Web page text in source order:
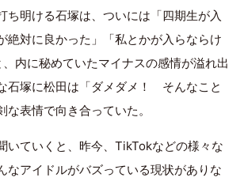
ち明ける石塚は、ついには「四期生が入
絶対に良かった」「私とかが入らならけ
内に秘めていたマイナスの感情が溢れ出
石塚に松田は「ダメダメ！ そんなこと
表情で向き合っていた。
いていくと、昨今、TikTokなどの様々な
なアイドルがバズっている現状がありな